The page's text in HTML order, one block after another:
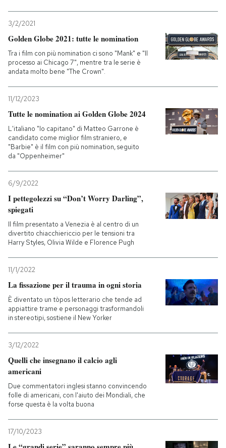
3/2/2021
Golden Globe 2021: tutte le nomination
Tra i film con più nomination ci sono "Mank" e "Il
processo ai Chicago 7", mentre tra le serie è
andata molto bene "The Crown".
11/12/2023
Tutte le nomination ai Golden Globe 2024
L'italiano "Io capitano" di Matteo Garrone è
candidato come miglior film straniero, e
"Barbie" è il film con più nomination, seguito
da "Oppenheimer"
6/9/2022
I pettegolezzi su “Don’t Worry Darling”,
spiegati
Il film presentato a Venezia è al centro di un
divertito chiacchiericcio per le tensioni tra
Harry Styles, Olivia Wilde e Florence Pugh
11/1/2022
La fissazione per il trauma in ogni storia
È diventato un tòpos letterario che tende ad
appiattire trame e personaggi trasformandoli
in stereotipi, sostiene il New Yorker
3/12/2022
Quelli che insegnano il calcio agli
americani
Due commentatori inglesi stanno convincendo
folle di americani, con l'aiuto dei Mondiali, che
forse questa è la volta buona
17/10/2023